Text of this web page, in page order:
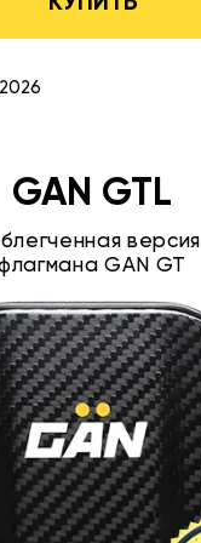
GAN GTL
версия
GAN GT